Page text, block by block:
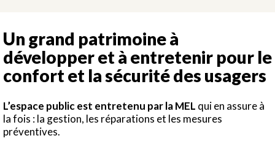
Un grand patrimoine à
développer et à entretenir pour le
confort et la sécurité des usagers
L’espace public est entretenu par la MEL qui en assure à
la fois : la gestion, les réparations et les mesures
préventives.